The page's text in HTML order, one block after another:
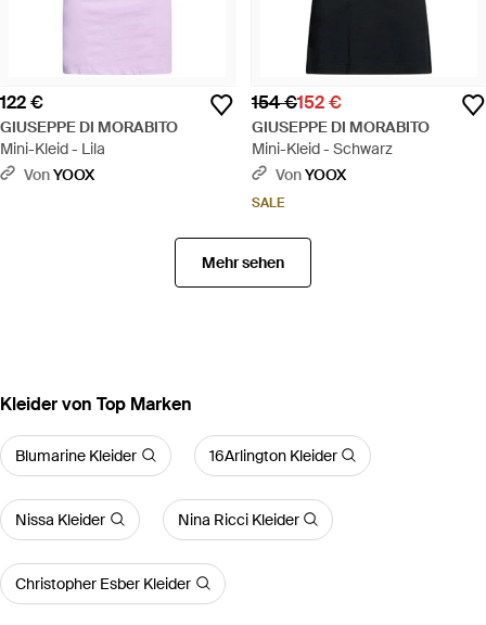
122 €
GIUSEPPE DI MORABITO
Mini-Kleid - Lila
VonYOOX
154 €152 €
GIUSEPPE DI MORABITO
Mini-Kleid - Schwarz
VonYOOX
SALE
Mehr sehen
Kleider von Top Marken
Blumarine Kleider 16Arlington Kleider
Nissa Kleider Nina Ricci Kleider
Christopher Esber Kleider